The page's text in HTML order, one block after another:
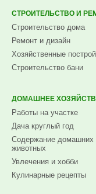
СТРОИТЕЛЬСТВО И
Строительство дома
Ремонт и дизайн
Хозяйственные
Строительство бани
ДОМАШНЕЕ
Работы на участке
Дача круглый год
Содержание домашних
животных
Увлечения и хобби
Кулинарные рецепты